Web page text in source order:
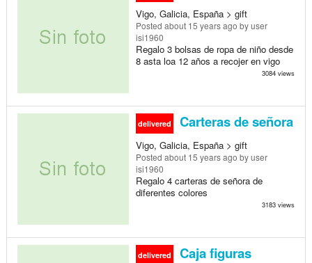
Vigo, Galicia, España > gift
Posted about 15 years ago by user
isi1960
Regalo 3 bolsas de ropa de niño desde
8 asta loa 12 años a recojer en vigo
3084 views
delivered Carteras de señora
Vigo, Galicia, España > gift
Posted about 15 years ago by user
isi1960
Regalo 4 carteras de señora de
diferentes colores
3183 views
delivered Caja figuras